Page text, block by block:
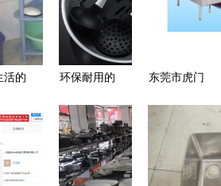
活的
到茶
方位
品点
环保耐用的
食品级硅胶
铲与不粘锅
的完美搭档
东莞市虎门
备厂